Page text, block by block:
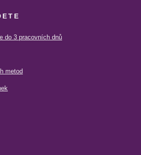
do 3 pracovních dnů
metod